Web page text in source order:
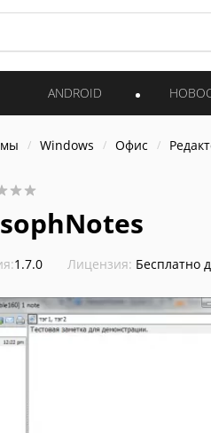
ANDROID
Windows Офис
1.7.0 Лицензия: Бесплатно